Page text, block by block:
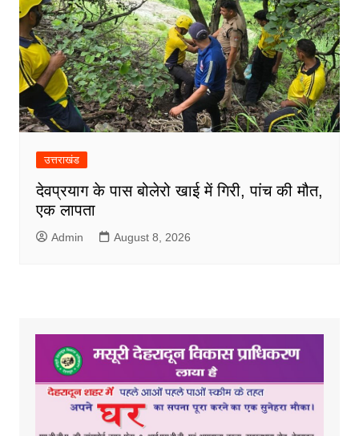
उत्तराखंड
देवप्रयाग के पास बोलेरो खाई में गिरी, पांच की मौत,
एक लापता
Admin August 8, 2026